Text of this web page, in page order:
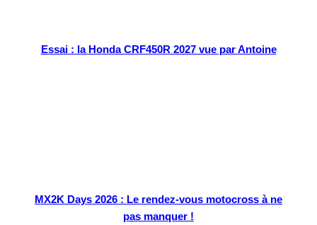
Essai : la Honda CRF450R 2027 vue par Antoine
MX2K Days 2026 : Le rendez-vous motocross à ne
pas manquer !